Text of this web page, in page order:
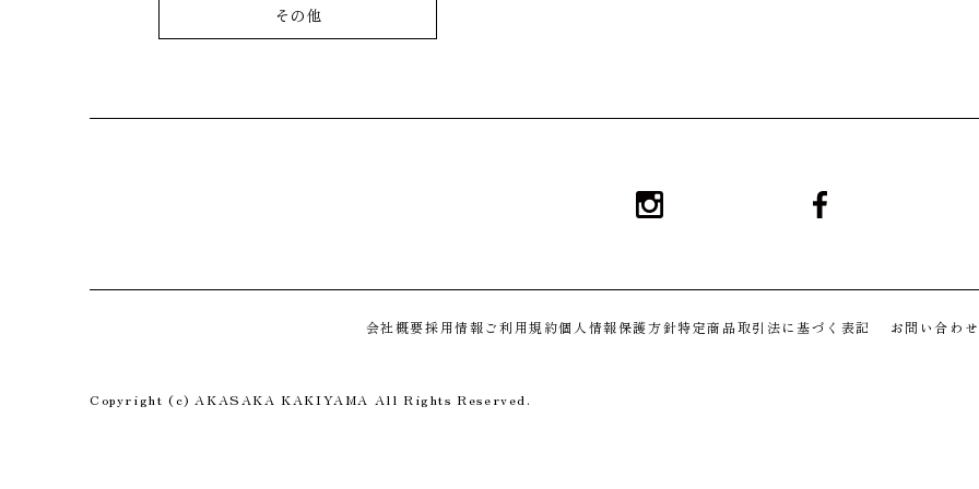
その他
会社概要採用情報ご利用規約個人情報保護方針特定商品取引法に基づく表記 お問い合わせ
Copyright (c) AKASAKA KAKIYAMA All Rights Reserved.